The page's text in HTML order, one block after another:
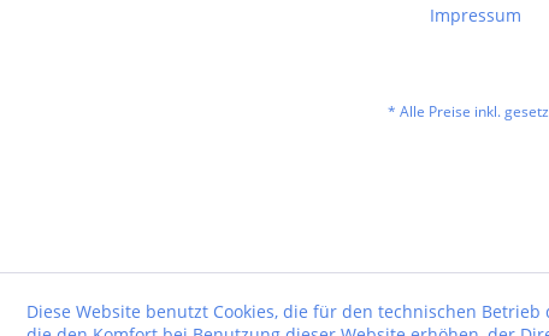
Impressum
* Alle Preise inkl.
Diese Website benutzt Cookies, die für den technischen